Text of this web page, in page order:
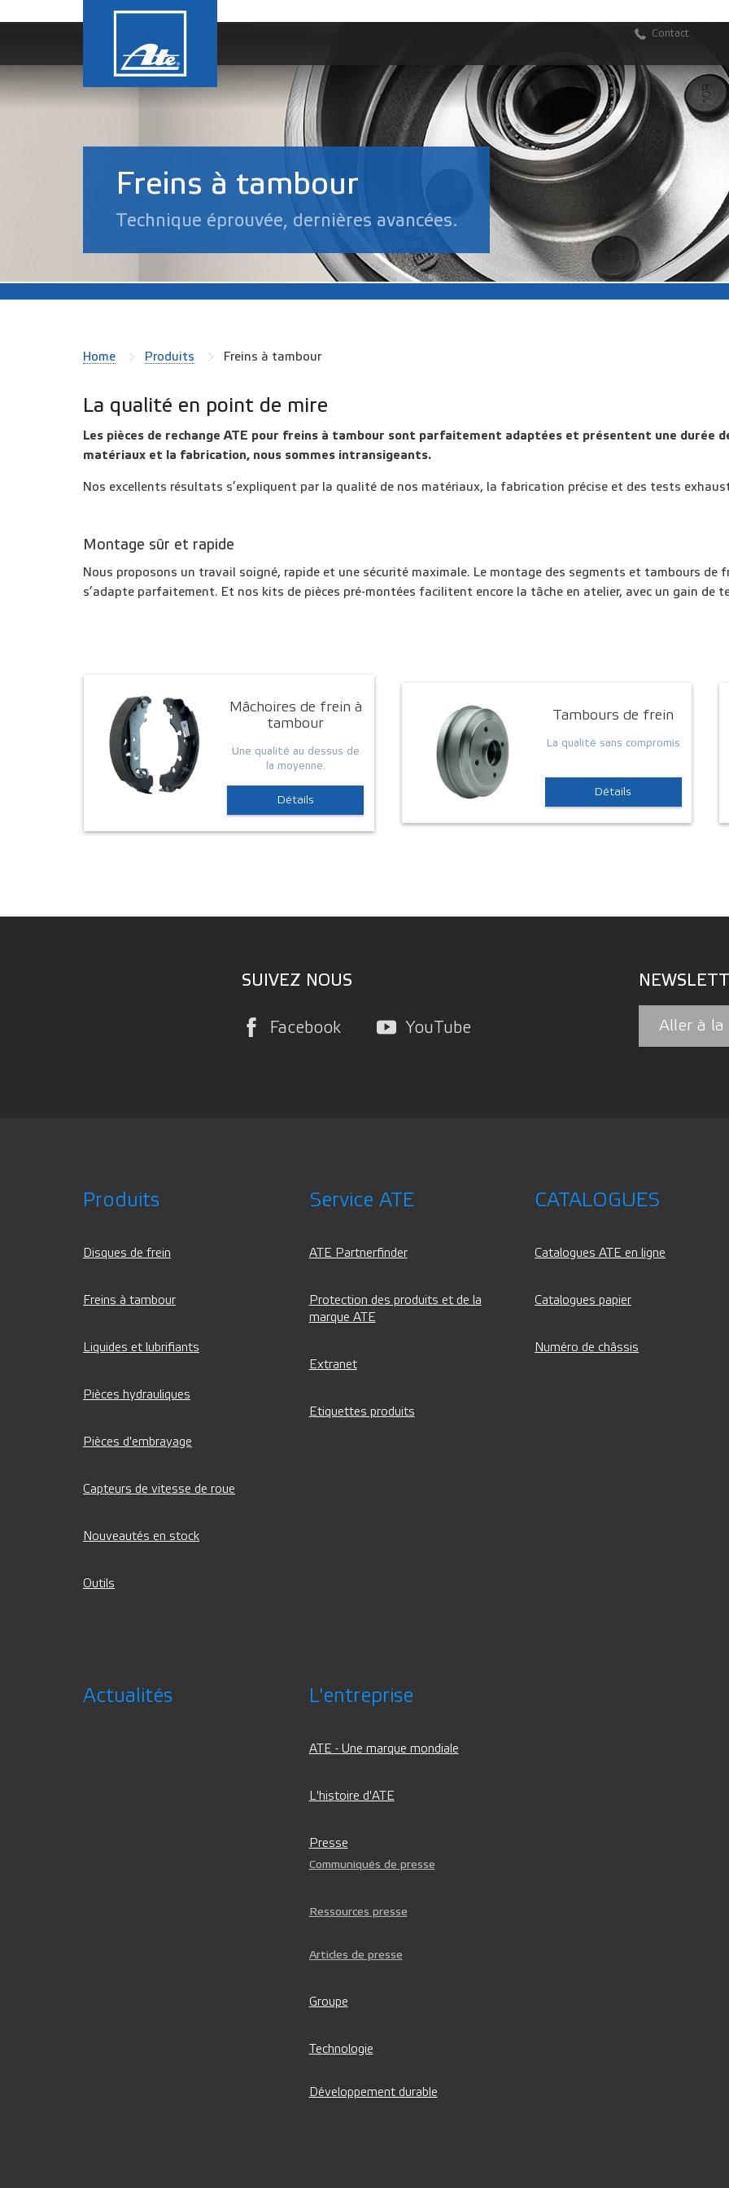
Contact
Freins à tambour
Technique éprouvée, dernières avancées.
Home Produits Freins à tambour
La qualité en point de mire
Les pièces de rechange ATE pour freins à tambour sont parfaitement adaptées et présentent une durée
matériaux et la fabrication, nous sommes intransigeants.
Nos excellents résultats s’expliquent par la qualité de nos matériaux, la fabrication précise et des tests
Montage sûr et rapide
Nous proposons un travail soigné, rapide et une sécurité maximale. Le montage des segments et tambours
s’adapte parfaitement. Et nos kits de pièces pré-montées facilitent encore la tâche en atelier, avec un gain de
Mâchoires de frein à
tambour
Une qualité au dessus de
la moyenne.
Détails
Tambours de frein
La qualité sans compromis
Détails
SUIVEZ NOUS
Facebook YouTube Aller à
Produits
Disques de frein
Freins à tambour
Liquides et lubrifiants
Pièces hydrauliques
Pièces d'embrayage
Capteurs de vitesse de roue
Nouveautés en stock
Outils
Service ATE
ATE Partnerfinder
Protection des produits et de la
marque ATE
Extranet
Etiquettes produits
CATALOGUES
Catalogues ATE en ligne
Catalogues papier
Numéro de châssis
Actualités L'entreprise
ATE - Une marque mondiale
L'histoire d'ATE
Presse
Communiqués de presse
Ressources presse
Articles de presse
Groupe
Technologie
Développement durable